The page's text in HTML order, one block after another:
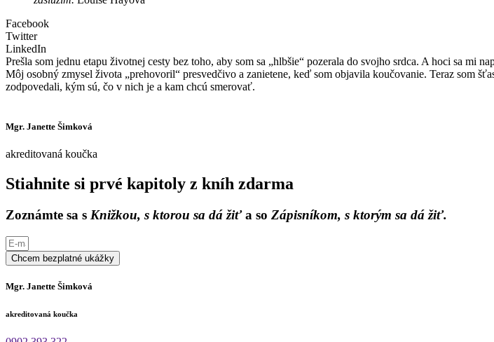
Facebook
Twitter
LinkedIn
Prešla som jednu etapu životnej cesty bez toho, aby som sa „hlbšie“ pozerala do svojho srdca. A hoci sa mi
Môj osobný zmysel života „prehovoril“ presvedčivo a zanietene, keď som objavila koučovanie. Teraz som
zodpovedali, kým sú, čo v nich je a kam chcú smerovať.
Mgr. Janette Šimková
akreditovaná koučka
Stiahnite si prvé kapitoly z kníh zdarma
Zoznámte sa s Knižkou, s ktorou sa dá žiťa so Zápisníkom, s ktorým sa dá žiť.
Chcem bezplatné ukážky
Mgr. Janette Šimková
akreditovaná koučka